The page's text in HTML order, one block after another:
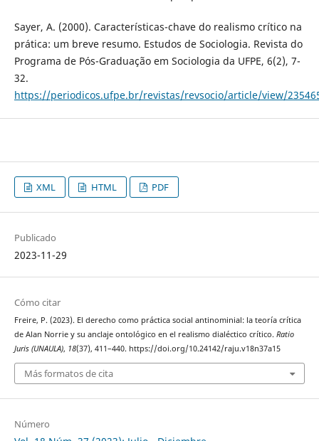
Sayer, A. (2000). Características-chave do realismo crítico na
prática: um breve resumo. Estudos de Sociologia. Revista do
Programa de Pós-Graduação em Sociologia da UFPE, 6(2), 7-
32.
https://periodicos.ufpe.br/revistas/revsocio/article/view/
XML HTML PDF
Publicado
2023-11-29
Cómo citar
Freire, P. (2023). El derecho como práctica social antinominial: la teoría crítica
de Alan Norrie y su anclaje ontológico en el realismo dialéctico crítico. Ratio
Juris (UNAULA), 18(37), 411–440. https://doi.org/10.24142/raju.v18n37a15
Más formatos de cita
Número